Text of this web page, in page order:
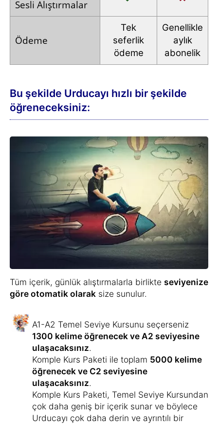
Sesli Alıştırmalar
Ödeme
Tek
seferlik
ödeme
Genellikle
aylık
abonelik
Bu şekilde Urducayı hızlı bir şekilde
öğreneceksiniz:
Tüm içerik, günlük alıştırmalarla birlikte seviyenize
göre otomatik olarak size sunulur.
A1-A2 Temel Seviye Kursunu seçerseniz
1300 kelime öğrenecek ve A2 seviyesine
ulaşacaksınız.
Komple Kurs Paketi ile toplam 5000 kelime
öğrenecek ve C2 seviyesine
ulaşacaksınız.
Komple Kurs Paketi, Temel Seviye Kursundan
çok daha geniş bir içerik sunar ve böylece
Urducayı çok daha derin ve ayrıntılı bir